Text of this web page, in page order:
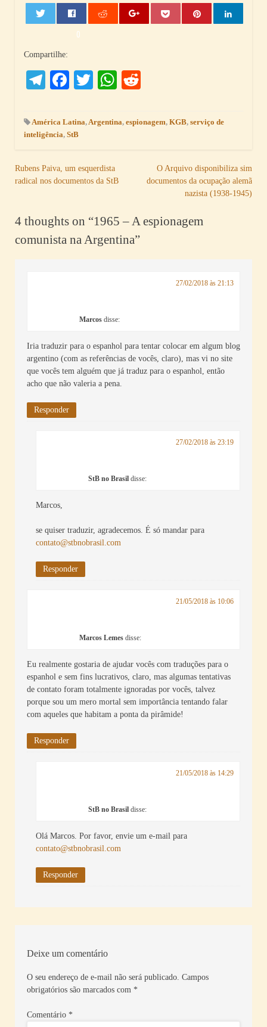
0
Compartilhe:
Telegram
Facebook
TwitterWhatsApp
América Latina, Argentina, espionagem, KGB, serviço de
inteligência, StB
Navegação
Rubens Paiva, um esquerdista
radical nos documentos da StB
O Arquivo disponibiliza sim
documentos da ocupação alemã
nazista (1938-1945)
4 thoughts on “1965 – A espionagem
comunista na Argentina”
Marcos disse:
27/02/2018 às 21:13
Iria traduzir para o espanhol para tentar colocar em algum blog
argentino (com as referências de vocês, claro), mas vi no site
que vocês tem alguém que já traduz para o espanhol, então
acho que não valeria a pena.
Responder
StB no Brasil disse:
27/02/2018 às 23:19
Marcos,
se quiser traduzir, agradecemos. É só mandar para
contato@stbnobrasil.com
Responder
Marcos Lemes disse:
21/05/2018 às 10:06
Eu realmente gostaria de ajudar vocês com traduções para o
espanhol e sem fins lucrativos, claro, mas algumas tentativas
de contato foram totalmente ignoradas por vocês, talvez
porque sou um mero mortal sem importância tentando falar
com aqueles que habitam a ponta da pirâmide!
Responder
StB no Brasil disse:
21/05/2018 às 14:29
Olá Marcos. Por favor, envie um e-mail para
contato@stbnobrasil.com
Responder
Deixe um comentário
O seu endereço de e-mail não será publicado. Campos
obrigatórios são marcados com *
Comentário *